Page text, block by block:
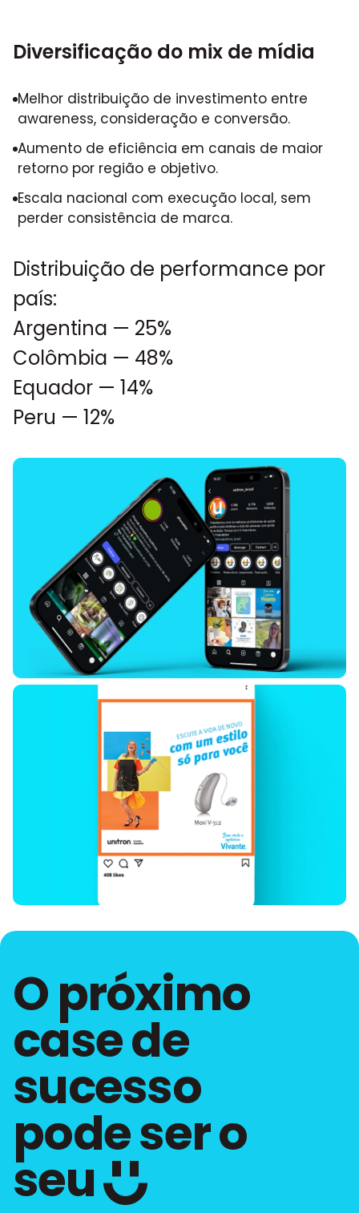
Diversificação do mix de mídia
Melhor distribuição de investimento entre
awareness, consideração e conversão.
Aumento de eficiência em canais de maior
retorno por região e objetivo.
Escala nacional com execução local, sem
perder consistência de marca.
Distribuição de performance por
país:
Argentina — 25%
Colômbia — 48%
Equador — 14%
Peru — 12%
O próximo
case de
sucesso
pode ser o
seu